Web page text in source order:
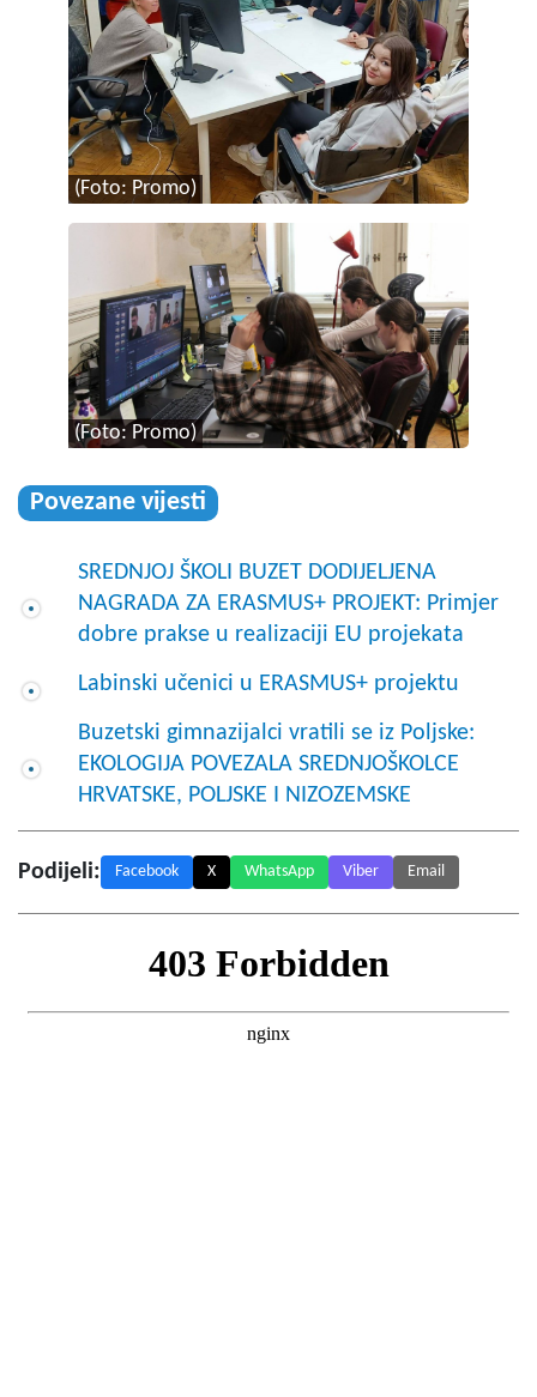
(Foto: Promo)
(Foto: Promo)
Povezane vijesti
SREDNJOJ ŠKOLI BUZET DODIJELJENA
NAGRADA ZA ERASMUS+ PROJEKT: Primjer
dobre prakse u realizaciji EU projekata
Labinski učenici u ERASMUS+ projektu
Buzetski gimnazijalci vratili se iz Poljske:
EKOLOGIJA POVEZALA SREDNJOŠKOLCE
HRVATSKE, POLJSKE I NIZOZEMSKE
Podijeli: Facebook X WhatsApp Viber Email